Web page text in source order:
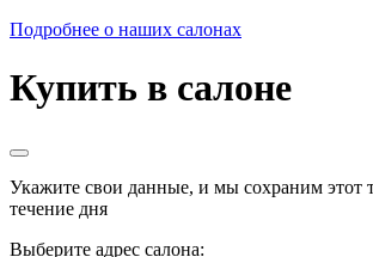
Подробнее о наших салонах
Купить в салоне
Укажите свои данные, и мы сохраним этот
течение дня
Выберите адрес салона: